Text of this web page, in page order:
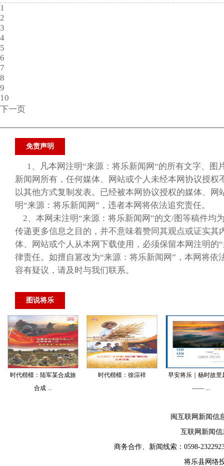
1
2
3
4
5
6
7
8
9
10
下一页
免责声明
1、凡本网注明“来源：将乐新闻网“的所有文字、图
新闻网所有，任何媒体、网站或个人未经本网协议授权
以其他方式复制发表。已经被本网协议授权的媒体、网
明“来源：将乐新闻网”，违者本网将依法追究责任。
2、本网未注明“来源：将乐新闻网”的文/图等稿件均
传递更多信息之目的，并不意味着赞同其观点或证实其
体、网站或个人从本网下载使用，必须保留本网注明的
律责任。如擅自篡改为“来源：将乐新闻网”，本网将依
容有疑议，请及时与我们联系。
图说将乐
时代楷模：陆军某合成旅
合成 ...
时代楷模：徐淙祥
早安将乐｜杨时故里
—— ...
闽互联网新闻信
互联网新闻信
商务合作、新闻线索：0598-
将乐县网络